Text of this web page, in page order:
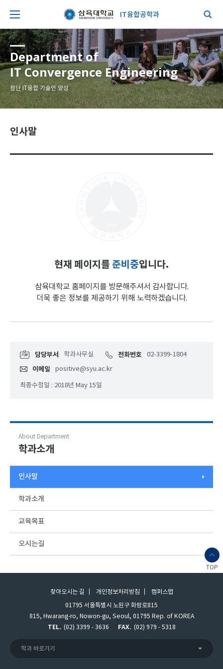
IT융합공학과
Department of
IT Convergence Engineering
첨단 IT융합 기술인 양성
인사말
현재 페이지를 준비중입니다.
삼육대학교 홈페이지를 방문해주셔서 감사합니다.
더욱 좋은 정보를 제공하기 위해 노력하겠습니다.
담당부서 학과사무실 전화번호 02-3399-1804
이메일 positive@syu.ac.kr
최종수정일 : 2018년 May 15일
About Department
학과소개
인사말
학과소개
교육목표
오시는길
TOP
찾아오시는 길 개인정보처리방침
캠퍼스맵
01795 서울특별시 노원구 화랑로815
815, Hwarang-ro, Nowon-gu, Seoul, 01795 Rep. of KOREA
TEL. (02) 3399 - 3636 FAX. (02) 979 - 5318
학과 바로가기